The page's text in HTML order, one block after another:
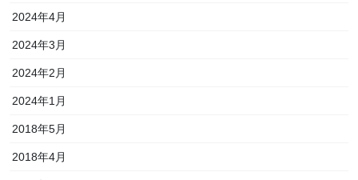
2024年4月
2024年3月
2024年2月
2024年1月
2018年5月
2018年4月